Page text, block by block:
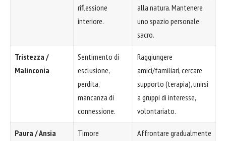
riflessione
interiore.
alla natura. Mantenere
uno spazio personale
sacro.
Tristezza /
Malinconia
Sentimento di
esclusione,
perdita,
mancanza di
connessione.
Raggiungere
amici/familiari, cercare
supporto (terapia), unirsi
a gruppi di interesse,
volontariato.
Paura / Ansia
Timore
Affrontare gradualmente